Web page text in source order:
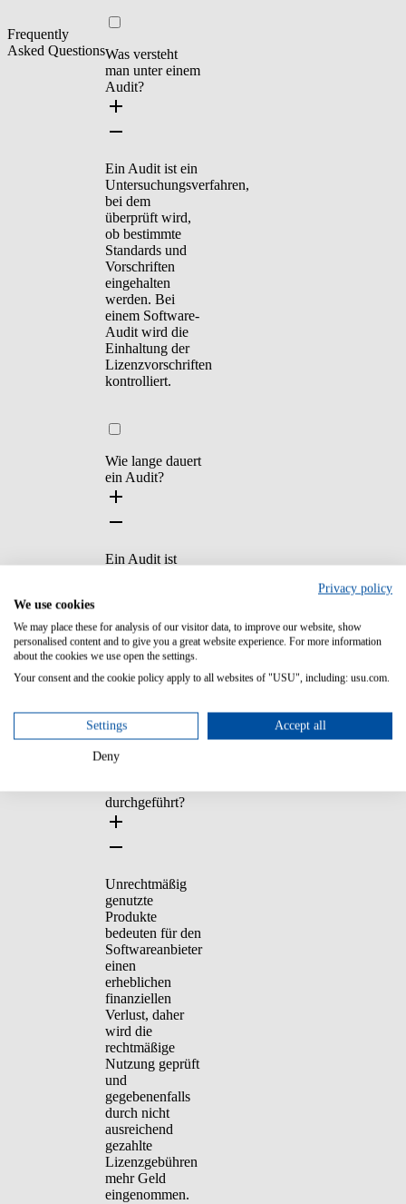
Frequently
Asked QuestionsWas versteht
man unter einem
Audit?
Ein Audit ist ein
Untersuchungsverfahren,
bei dem
überprüft wird,
ob bestimmte
Standards und
Vorschriften
eingehalten
werden. Bei
einem Software-
Audit wird die
Einhaltung der
Lizenzvorschriften
kontrolliert.
Wie lange dauert
ein Audit?
Ein Audit ist
die genaue
Dauer hängt
aber von der
Unternehmensgröße
durchgeführt?
Unrechtmäßig
genutzte
Produkte
bedeuten für den
Softwareanbieter
einen
erheblichen
finanziellen
Verlust, daher
wird die
rechtmäßige
Nutzung geprüft
und
gegebenenfalls
durch nicht
ausreichend
gezahlte
Lizenzgebühren
mehr Geld
eingenommen.
Privacy policy
We use cookies
We may place these for analysis of our visitor data, to improve our website, show
personalised content and to give you a great website experience. For more information
about the cookies we use open the settings.
Your consent and the cookie policy apply to all websites of "USU", including: usu.com.
Settings Accept all
Deny